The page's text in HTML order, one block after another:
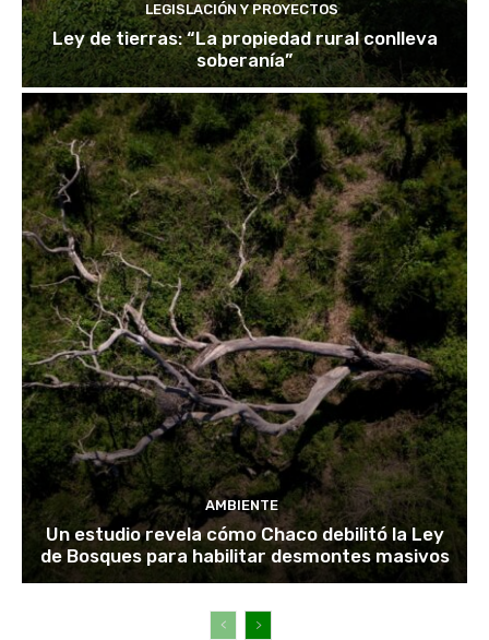
LEGISLACIÓN Y PROYECTOS
Ley de tierras: “La propiedad rural conlleva
soberanía”
AMBIENTE
Un estudio revela cómo Chaco debilitó la Ley
de Bosques para habilitar desmontes masivos